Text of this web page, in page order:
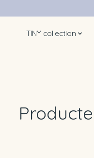
TINY collection